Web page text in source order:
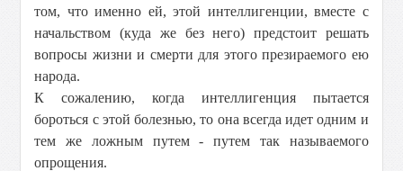
том, что именно ей, этой интеллигенции, вместе с
начальством (куда же без него) предстоит решать
вопросы жизни и смерти для этого презираемого ею
народа.
К сожалению, когда интеллигенция пытается
бороться с этой болезнью, то она всегда идет одним и
тем же ложным путем - путем так называемого
опрощения.